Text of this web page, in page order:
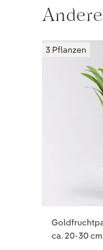
3 Pflanzen
ca. 20-30